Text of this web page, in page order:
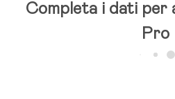
Completa i dati per
Pro